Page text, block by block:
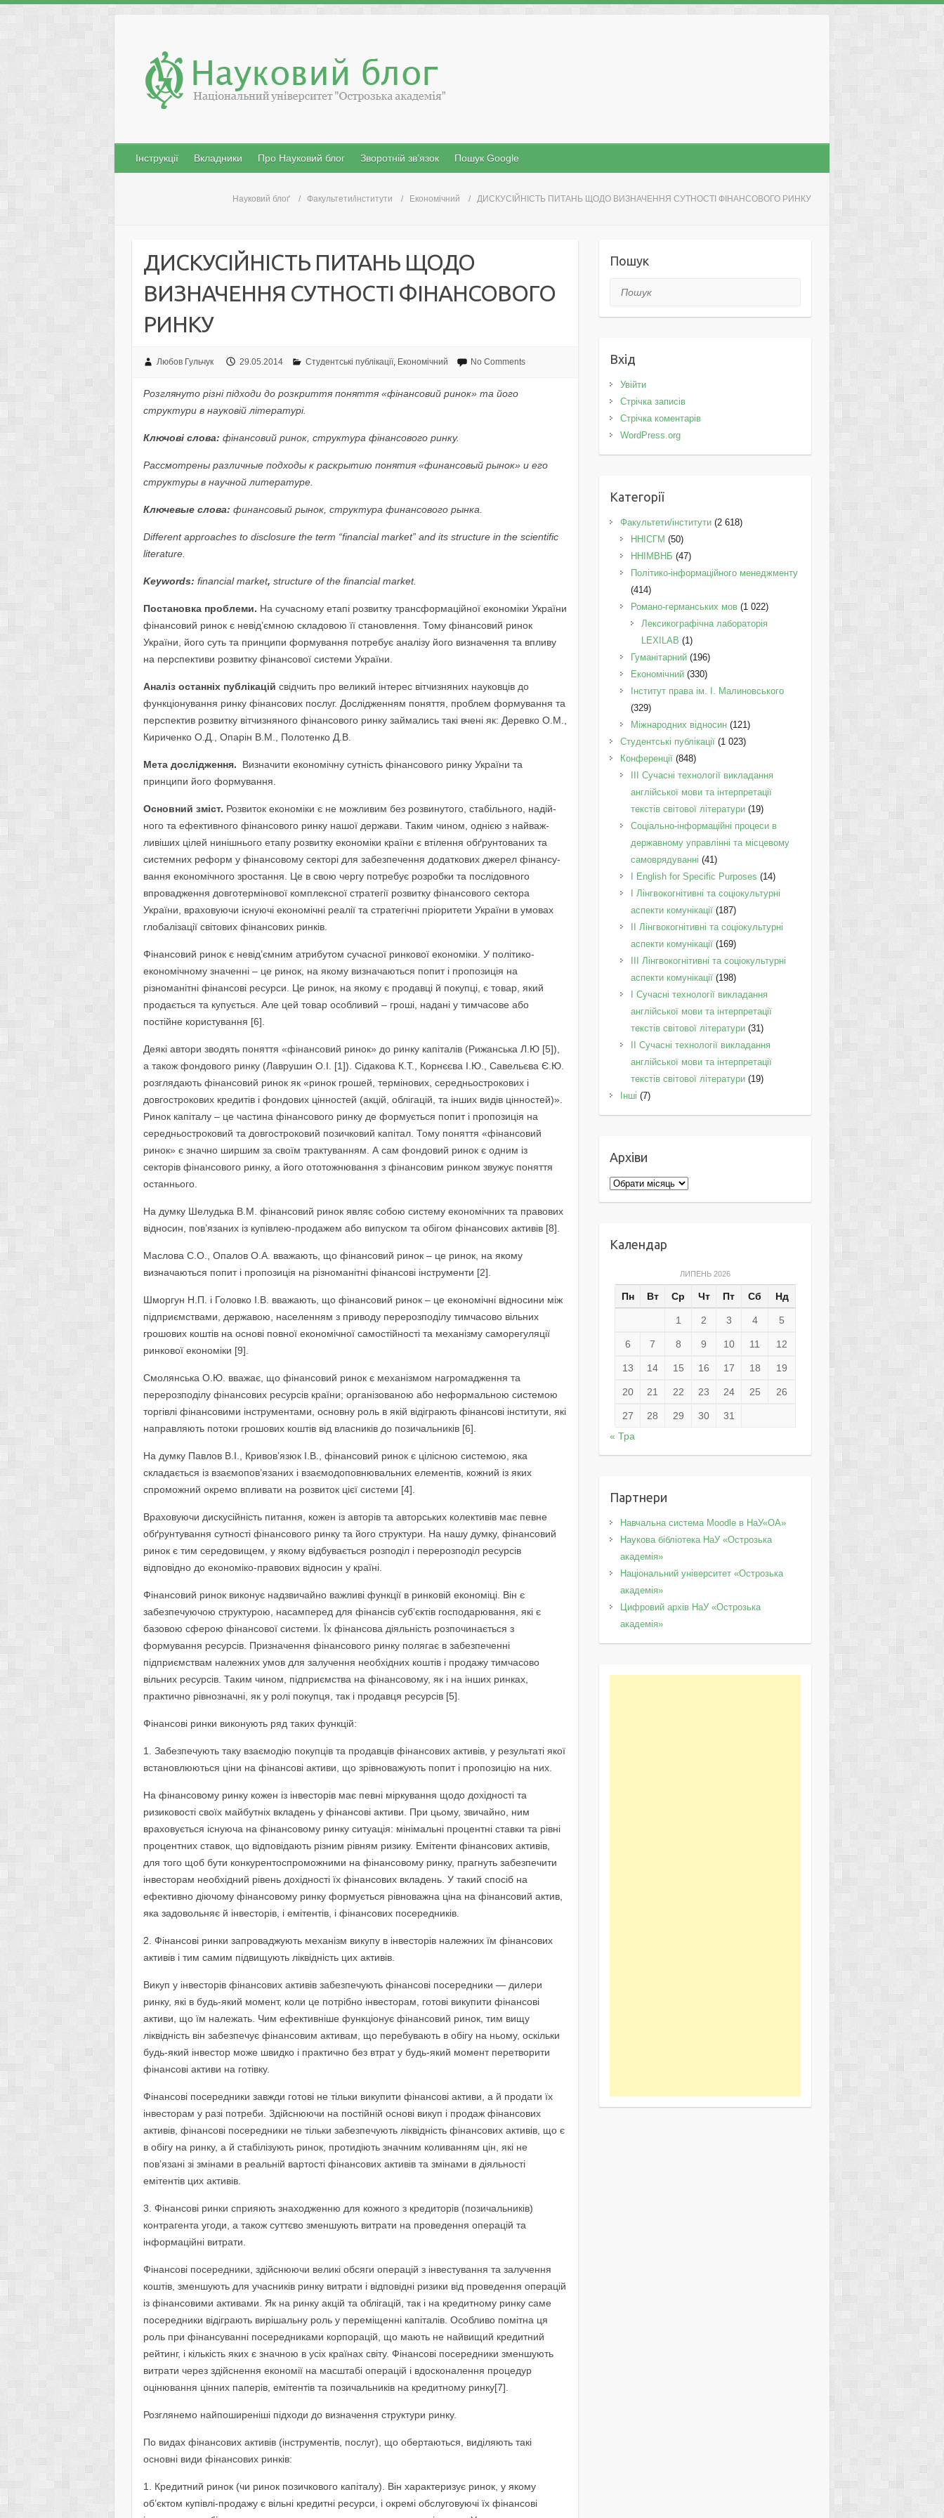
content
Інструкції Вкладники Про Науковий блог Зворотній зв’язок Пошук Google
Науковий блоґ Факультети/інститути Економічний ДИСКУСІЙНІСТЬ ПИТАНЬ ЩОДО ВИЗНАЧЕННЯ СУТНОСТІ ФІНАНСОВОГО РИНКУ
ДИСКУСІЙНІСТЬ ПИТАНЬ ЩОДО
ВИЗНАЧЕННЯ СУТНОСТІ ФІНАНСОВОГО
РИНКУ
Любов Гульчук 29.05.2014 Студентські публікації, Економічний No Comments
Розглянуто різні підходи до розкриття поняття «фінансовий ринок» та його
структури в науковій літературі.
Ключові слова:фінансовий ринок, структура фінансового ринку.
Рассмотрены различные подходы к раскрытию понятия «финансовый рынок» и его
структуры в научной литературе.
Ключевые слова:финансовый рынок, структура финансового рынка.
Different approaches to disclosure the term “financial market” and its structure in the scientific
literature.
Keywords:financial market,structure of the financial market.
Постановка проблеми. На сучасному етапі розвитку трансформаційної економіки України
фінансовий ринок є невід’ємною складовою її становлення. Тому фінансовий ринок
України, його суть та принципи формування потребує аналізу його визначення та впливу
на перспективи розвитку фінансової системи України.
Аналіз останніх публікацій свідчить про великий інтерес вітчизняних науковців до
функціонування ринку фінансових послуг. Дослідженням поняття, проблем формування та
перспектив розвитку вітчизняного фінансового ринку займались такі вчені як: Деревко О.М.,
Кириченко О.Д., Опарін В.М., Полотенко Д.В.
Мета дослідження. Визначити економічну сутність фінансового ринку України та
принципи його формування.
Основний зміст. Розвиток економіки є не можливим без розвинутого, стабільного, надій­
ного та ефективного фінансового ринку нашої держави. Таким чином, однією з найваж­
ливіших цілей нинішнього етапу розвитку економіки країни є втілення обґрунтованих та
системних реформ у фінансовому секторі для забезпечення додаткових джерел фінансу­
вання економічного зростання. Це в свою чергу потребує розробки та послідовного
впровадження довготермінової комплексної стратегії розвитку фінансового сектора
України, враховуючи існуючі економічні реалії та стратегічні пріоритети України в умовах
глобалізації світових фінансових ринків.
Фінансовий ринок є невід’ємним атрибутом сучасної ринкової економіки. У політико-
економічному значенні – це ринок, на якому визначаються попит і пропозиція на
різноманітні фінансові ресурси. Це ринок, на якому є продавці й покупці, є товар, який
продається та купується. Але цей товар особливий – гроші, надані у тимчасове або
постійне користування [6].
Деякі автори зводять поняття «фінансовий ринок» до ринку капіталів (Рижанська Л.Ю [5]),
а також фондового ринку (Лаврушин О.І. [1]). Сідакова К.Т., Корнєєва І.Ю., Савельєва Є.Ю.
розглядають фінансовий ринок як «ринок грошей, термінових, середньострокових і
довгострокових кредитів і фондових цінностей (акцій, облігацій, та інших видів цінностей)».
Ринок капіталу – це частина фінансового ринку де формується попит і пропозиція на
середньостроковий та довгостроковий позичковий капітал. Тому поняття «фінансовий
ринок» є значно ширшим за своїм трактуванням. А сам фондовий ринок є одним із
секторів фінансового ринку, а його ототожнювання з фінансовим ринком звужує поняття
останнього.
На думку Шелудька В.М. фінансовий ринок являє собою систему економічних та правових
відносин, пов’язаних із купівлею-продажем або випуском та обігом фінансових активів [8].
Маслова С.О., Опалов О.А. вважають, що фінансовий ринок – це ринок, на якому
визначаються попит і пропозиція на різноманітні фінансові інструменти [2].
Шморгун Н.П. і Головко І.В. вважають, що фінансовий ринок – це економічні відносини між
підприємствами, державою, населенням з приводу перерозподілу тимчасово вільних
грошових коштів на основі повної економічної самостійності та механізму саморегуляції
ринкової економіки [9].
Смолянська О.Ю. вважає, що фінансовий ринок є механізмом нагромадження та
перерозподілу фінансових ресурсів країни; організованою або неформальною системою
торгівлі фінансовими інструментами, основну роль в якій відіграють фінансові інститути, які
направляють потоки грошових коштів від власників до позичальників [6].
На думку Павлов В.І., Кривов’язюк І.В., фінансовий ринок є цілісною системою, яка
складається із взаємопов’язаних і взаємодоповнювальних елементів, кожний із яких
спроможний окремо впливати на розвиток цієї системи [4].
Враховуючи дискусійність питання, кожен із авторів та авторських колективів має певне
обґрунтування сутності фінансового ринку та його структури. На нашу думку, фінансовий
ринок є тим середовищем, у якому відбувається розподіл і перерозподіл ресурсів
відповідно до економіко-правових відносин у країні.
Фінансовий ринок виконує надзвичайно важливі функції в ринковій економіці. Він є
забезпечуючою структурою, насамперед для фінансів суб’єктів господарювання, які є
базовою сферою фінансової системи. Їх фінансова діяльність розпочинається з
формування ресурсів. Призначення фінансового ринку полягає в забезпеченні
підприємствам належних умов для залучення необхідних коштів і продажу тимчасово
вільних ресурсів. Таким чином, підприємства на фінансовому, як і на інших ринках,
практично рівнозначні, як у ролі покупця, так і продавця ресурсів [5].
Фінансові ринки виконують ряд таких функцій:
1. Забезпечують таку взаємодію покупців та продавців фінансових активів, у результаті якої
встановлюються ціни на фінансові активи, що зрівноважують попит і пропозицію на них.
На фінансовому ринку кожен із інвесторів має певні міркування щодо дохідності та
ризиковості своїх майбутніх вкладень у фінансові активи. При цьому, звичайно, ним
враховується існуюча на фінансовому ринку ситуація: мінімальні процентні ставки та рівні
процентних ставок, що відповідають різним рівням ризику. Емітенти фінансових активів,
для того щоб бути конкурентоспроможними на фінансовому ринку, прагнуть забезпечити
інвесторам необхідний рівень дохідності їх фінансових вкладень. У такий спосіб на
ефективно діючому фінансовому ринку формується рівноважна ціна на фінансовий актив,
яка задовольняє й інвесторів, і емітентів, і фінансових посередників.
2. Фінансові ринки запроваджують механізм викупу в інвесторів належних їм фінансових
активів і тим самим підвищують ліквідність цих активів.
Викуп у інвесторів фінансових активів забезпечують фінансові посередники — дилери
ринку, які в будь-який момент, коли це потрібно інвесторам, готові викупити фінансові
активи, що їм належать. Чим ефективніше функціонує фінансовий ринок, тим вищу
ліквідність він забезпечує фінансовим активам, що перебувають в обігу на ньому, оскільки
будь-який інвестор може швидко і практично без втрат у будь-який момент перетворити
фінансові активи на готівку.
Фінансові посередники завжди готові не тільки викупити фінансові активи, а й продати їх
інвесторам у разі потреби. Здійснюючи на постійній основі викуп і продаж фінансових
активів, фінансові посередники не тільки забезпечують ліквідність фінансових активів, що є
в обігу на ринку, а й стабілізують ринок, протидіють значним коливанням цін, які не
пов’язані зі змінами в реальній вартості фінансових активів та змінами в діяльності
емітентів цих активів.
3. Фінансові ринки сприяють знаходженню для кожного з кредиторів (позичальників)
контрагента угоди, а також суттєво зменшують витрати на проведення операцій та
інформаційні витрати.
Фінансові посередники, здійснюючи великі обсяги операцій з інвестування та залучення
коштів, зменшують для учасників ринку витрати і відповідні ризики від проведення операцій
із фінансовими активами. Як на ринку акцій та облігацій, так і на кредитному ринку саме
посередники відіграють вирішальну роль у переміщенні капіталів. Особливо помітна ця
роль при фінансуванні посередниками корпорацій, що мають не найвищий кредитний
рейтинг, і кількість яких є значною в усіх країнах світу. Фінансові посередники зменшують
витрати через здійснення економії на масштабі операцій і вдосконалення процедур
оцінювання цінних паперів, емітентів та позичальників на кредитному ринку[7].
Розглянемо найпоширеніші підходи до визначення структури ринку.
По видах фінансових активів (інструментів, послуг), що обертаються, виділяють такі
основні види фінансових ринків:
1. Кредитний ринок (чи ринок позичкового капіталу). Він характеризує ринок, у якому
об’єктом купівлі-продажу є вільні кредитні ресурси, і окремі обслуговуючі їх фінансові
Пошук
Пошук
Вхід
Увійти
Стрічка записів
Стрічка коментарів
WordPress.org
Категорії
Факультети/інститути(2 618)
ННІСГМ (50)
ННІМВНБ (47)
Політико-інформаційного менеджменту
(414)
Романо-германських мов(1 022)
Лексикографічна лабораторія
LEXILAB (1)
Гуманітарний(196)
Економічний(330)
Інститут права ім. І. Малиновського
(329)
Міжнародних відносин(121)
Студентські публікації(1 023)
Конференції(848)
III Сучасні технології викладання
англійської мови та інтерпретації
текстів світової літератури(19)
Соціально-інформаційні процеси в
державному управлінні та місцевому
самоврядуванні (41)
І English for Specific Purposes (14)
I Лінгвокогнітивні та соціокультурні
аспекти комунікації(187)
IІ Лінгвокогнітивні та соціокультурні
аспекти комунікації(169)
IІI Лінгвокогнітивні та соціокультурні
аспекти комунікації(198)
I Cучасні технології викладання
англійської мови та інтерпретації
текстів світової літератури(31)
II Cучасні технології викладання
англійської мови та інтерпретації
текстів світової літератури(19)
Інші (7)
Архіви
Архіви
Календар
ЛИПЕНЬ 2026
Пн Вт Ср Чт Пт Сб Нд
1 2 3 4 5
6 7 8 9 10 11 12
13 14 15 16 17 18 19
20 21 22 23 24 25 26
27 28 29 30
31
« Тра
Партнери
Навчальна система Moodle в НаУ«ОА»
Наукова бібліотека НаУ «Острозька
академія»
Національний університет «Острозька
академія»
Цифровий архів НаУ «Острозька
академія»